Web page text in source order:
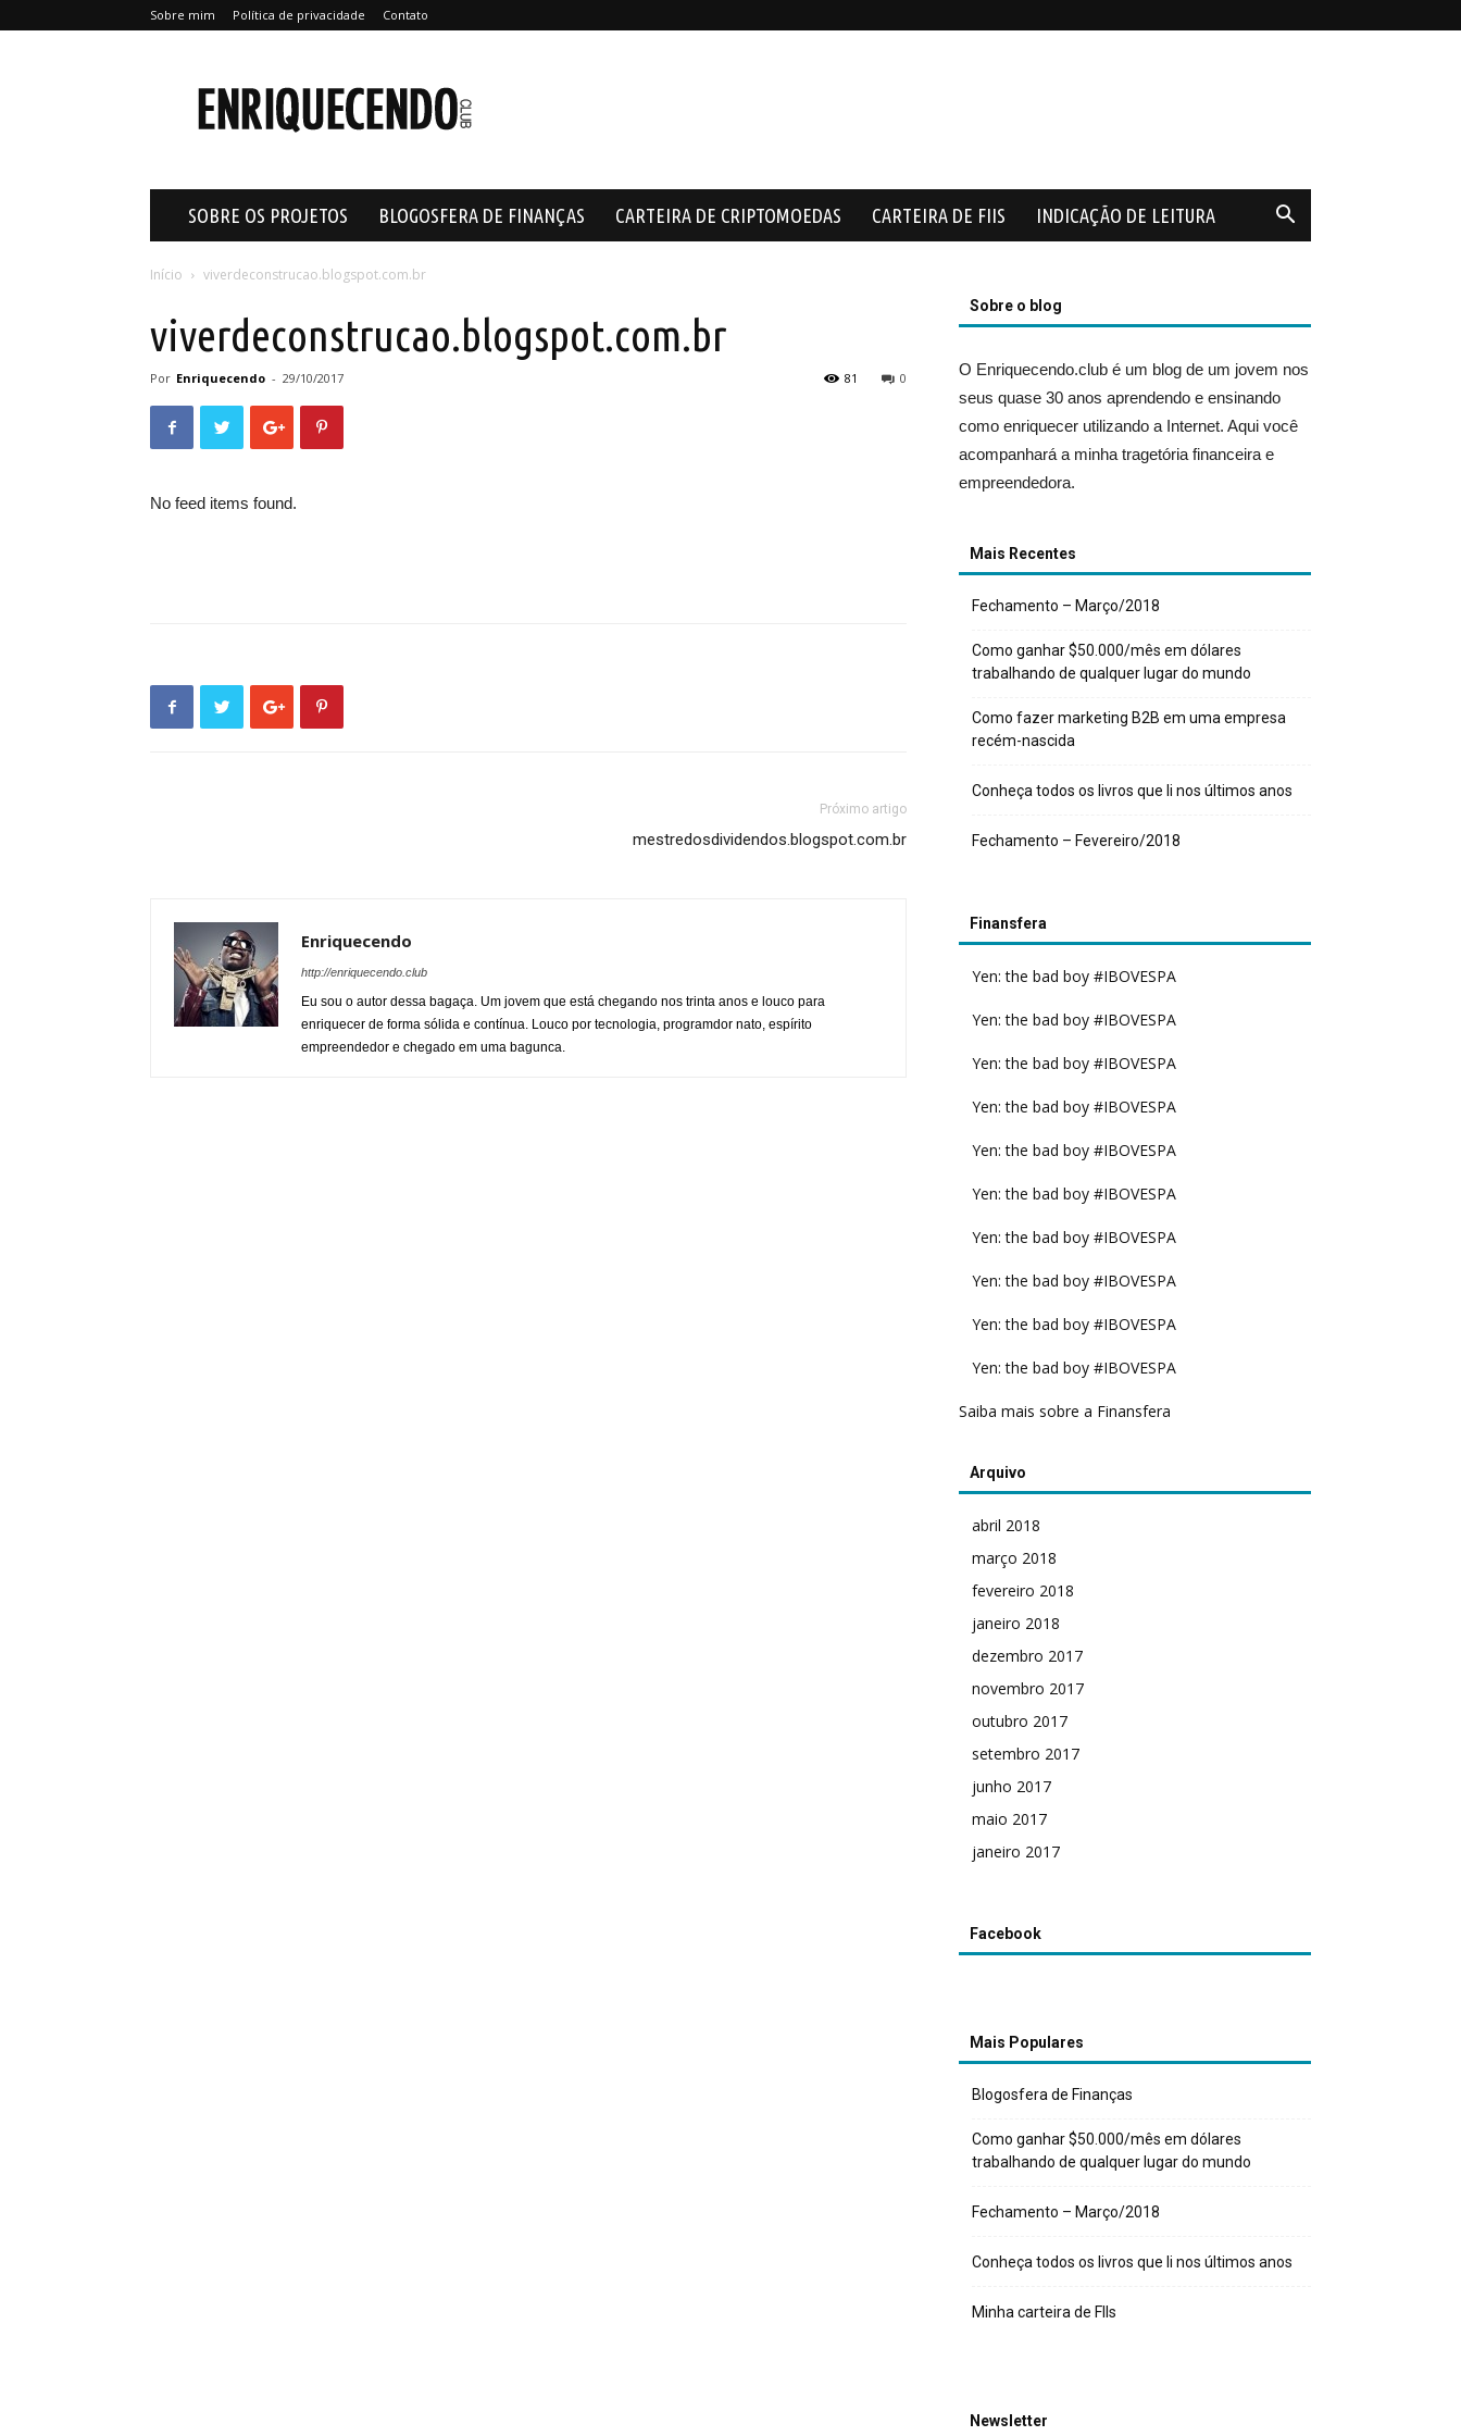
Sobre mim Política de privacidade Contato
SOBRE OS PROJETOS BLOGOSFERA DE FINANÇAS CARTEIRA DE CRIPTOMOEDAS CARTEIRA DE FIIS INDICAÇÃO DE LEITURA
Início viverdeconstrucao.blogspot.com.br
viverdeconstrucao.blogspot.com.br
Por Enriquecendo - 29/10/2017 0
81
No feed items found.
Próximo artigo
mestredosdividendos.blogspot.com.br
Enriquecendo
http://enriquecendo.club
Eu sou o autor dessa bagaça. Um jovem que está chegando nos trinta anos e louco para
enriquecer de forma sólida e contínua. Louco por tecnologia, programdor nato, espírito
empreendedor e chegado em uma bagunca.
Sobre o blog
O Enriquecendo.club é um blog de um jovem nos
seus quase 30 anos aprendendo e ensinando
como enriquecer utilizando a Internet. Aqui você
acompanhará a minha tragetória financeira e
empreendedora.
Mais Recentes
Fechamento – Março/2018
Como ganhar $50.000/mês em dólares
trabalhando de qualquer lugar do mundo
Como fazer marketing B2B em uma empresa
recém-nascida
Conheça todos os livros que li nos últimos anos
Fechamento – Fevereiro/2018
Finansfera
Yen: the bad boy #IBOVESPA
Yen: the bad boy #IBOVESPA
Yen: the bad boy #IBOVESPA
Yen: the bad boy #IBOVESPA
Yen: the bad boy #IBOVESPA
Yen: the bad boy #IBOVESPA
Yen: the bad boy #IBOVESPA
Yen: the bad boy #IBOVESPA
Yen: the bad boy #IBOVESPA
Yen: the bad boy #IBOVESPA
Saiba mais sobre a Finansfera
Arquivo
abril 2018
março 2018
fevereiro 2018
janeiro 2018
dezembro 2017
novembro 2017
outubro 2017
setembro 2017
junho 2017
maio 2017
janeiro 2017
Facebook
Mais Populares
Blogosfera de Finanças
Como ganhar $50.000/mês em dólares
trabalhando de qualquer lugar do mundo
Fechamento – Março/2018
Conheça todos os livros que li nos últimos anos
Minha carteira de FIIs
Newsletter